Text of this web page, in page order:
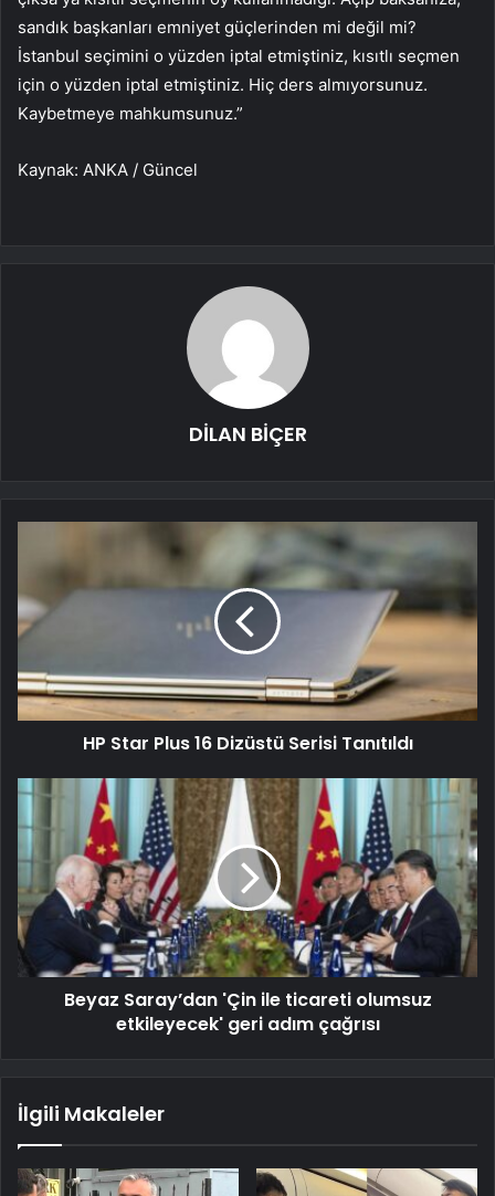
sandık başkanları emniyet güçlerinden mi değil mi?
İstanbul seçimini o yüzden iptal etmiştiniz, kısıtlı seçmen
için o yüzden iptal etmiştiniz. Hiç ders almıyorsunuz.
Kaybetmeye mahkumsunuz.”
Kaynak: ANKA / Güncel
DİLAN BİÇER
HP Star Plus 16 Dizüstü Serisi Tanıtıldı
Beyaz Saray’dan 'Çin ile ticareti olumsuz
etkileyecek' geri adım çağrısı
İlgili Makaleler